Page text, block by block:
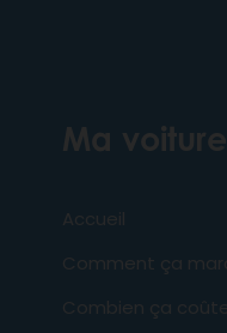
Ma
Accueil
Comment ça
Combien ça